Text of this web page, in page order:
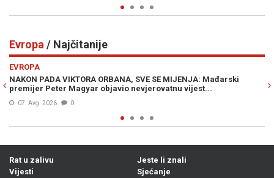
Evropa / Najčitanije
Mađarski
vijest...
NOVA ODLUKA KREMLJA IZAZVALA HAOS U
strahu masovno rasprodaju imovinu i bježe iz
Rat u zalivu
Vijesti
Jeste li znali
Sjećanje